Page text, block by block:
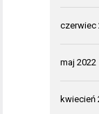
czerwiec
maj 2022
kwiecień